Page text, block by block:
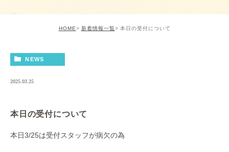
HOME 新着情報一覧 本日の受付について
NEWS
2025.03.25
本日の受付について
本日3/25は受付スタッフが病欠の為